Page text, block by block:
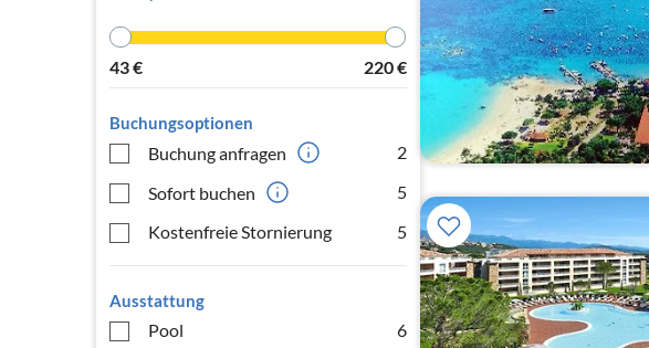
43€ 220€
Buchungsoptionen
Buchung anfragen
2
Sofort buchen
5
Kostenfreie Stornierung
5
Ausstattung
Pool
6